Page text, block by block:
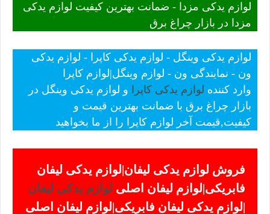
لوازم یدکی مزدا - ضمانت بهترین کیفیت لوازم یدکی
مزدا در بازار چراغ برق
لوازم یدکی وینگل - لوازم یدکی کاپرا - لوازم یدکی
ون - نمایندگی ون - لوازم وینگل|لوازم کاپرا
وارد کننده لوازم یدکی کاپرا
و لوازم یدکی وینگل در
بازار چراغ برق با ضمانت بهترین قیمت و
کیفیت,قیمت آخر لوازم کاپرا را از ما بخواهید
فروش لوازم یدکی لیفان|لوازم یدکی لیفان
فابریکی|لوازم لیفان اصلی لوازم یدکی لیفان
|لوازم یدکی لیفان فابریکی|لوازم لیفان اصلی